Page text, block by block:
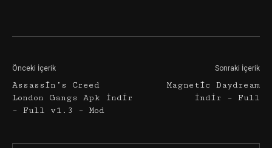
Önceki İçerik
Assassin’s Creed
London Gangs Apk İndir
– Full v1.3 – Mod
Sonraki İçerik
Magnetic Daydream
İndir – Full